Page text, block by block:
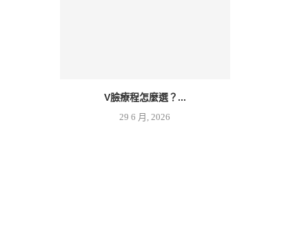
V臉療程怎麼選？...
29 6 月, 2026